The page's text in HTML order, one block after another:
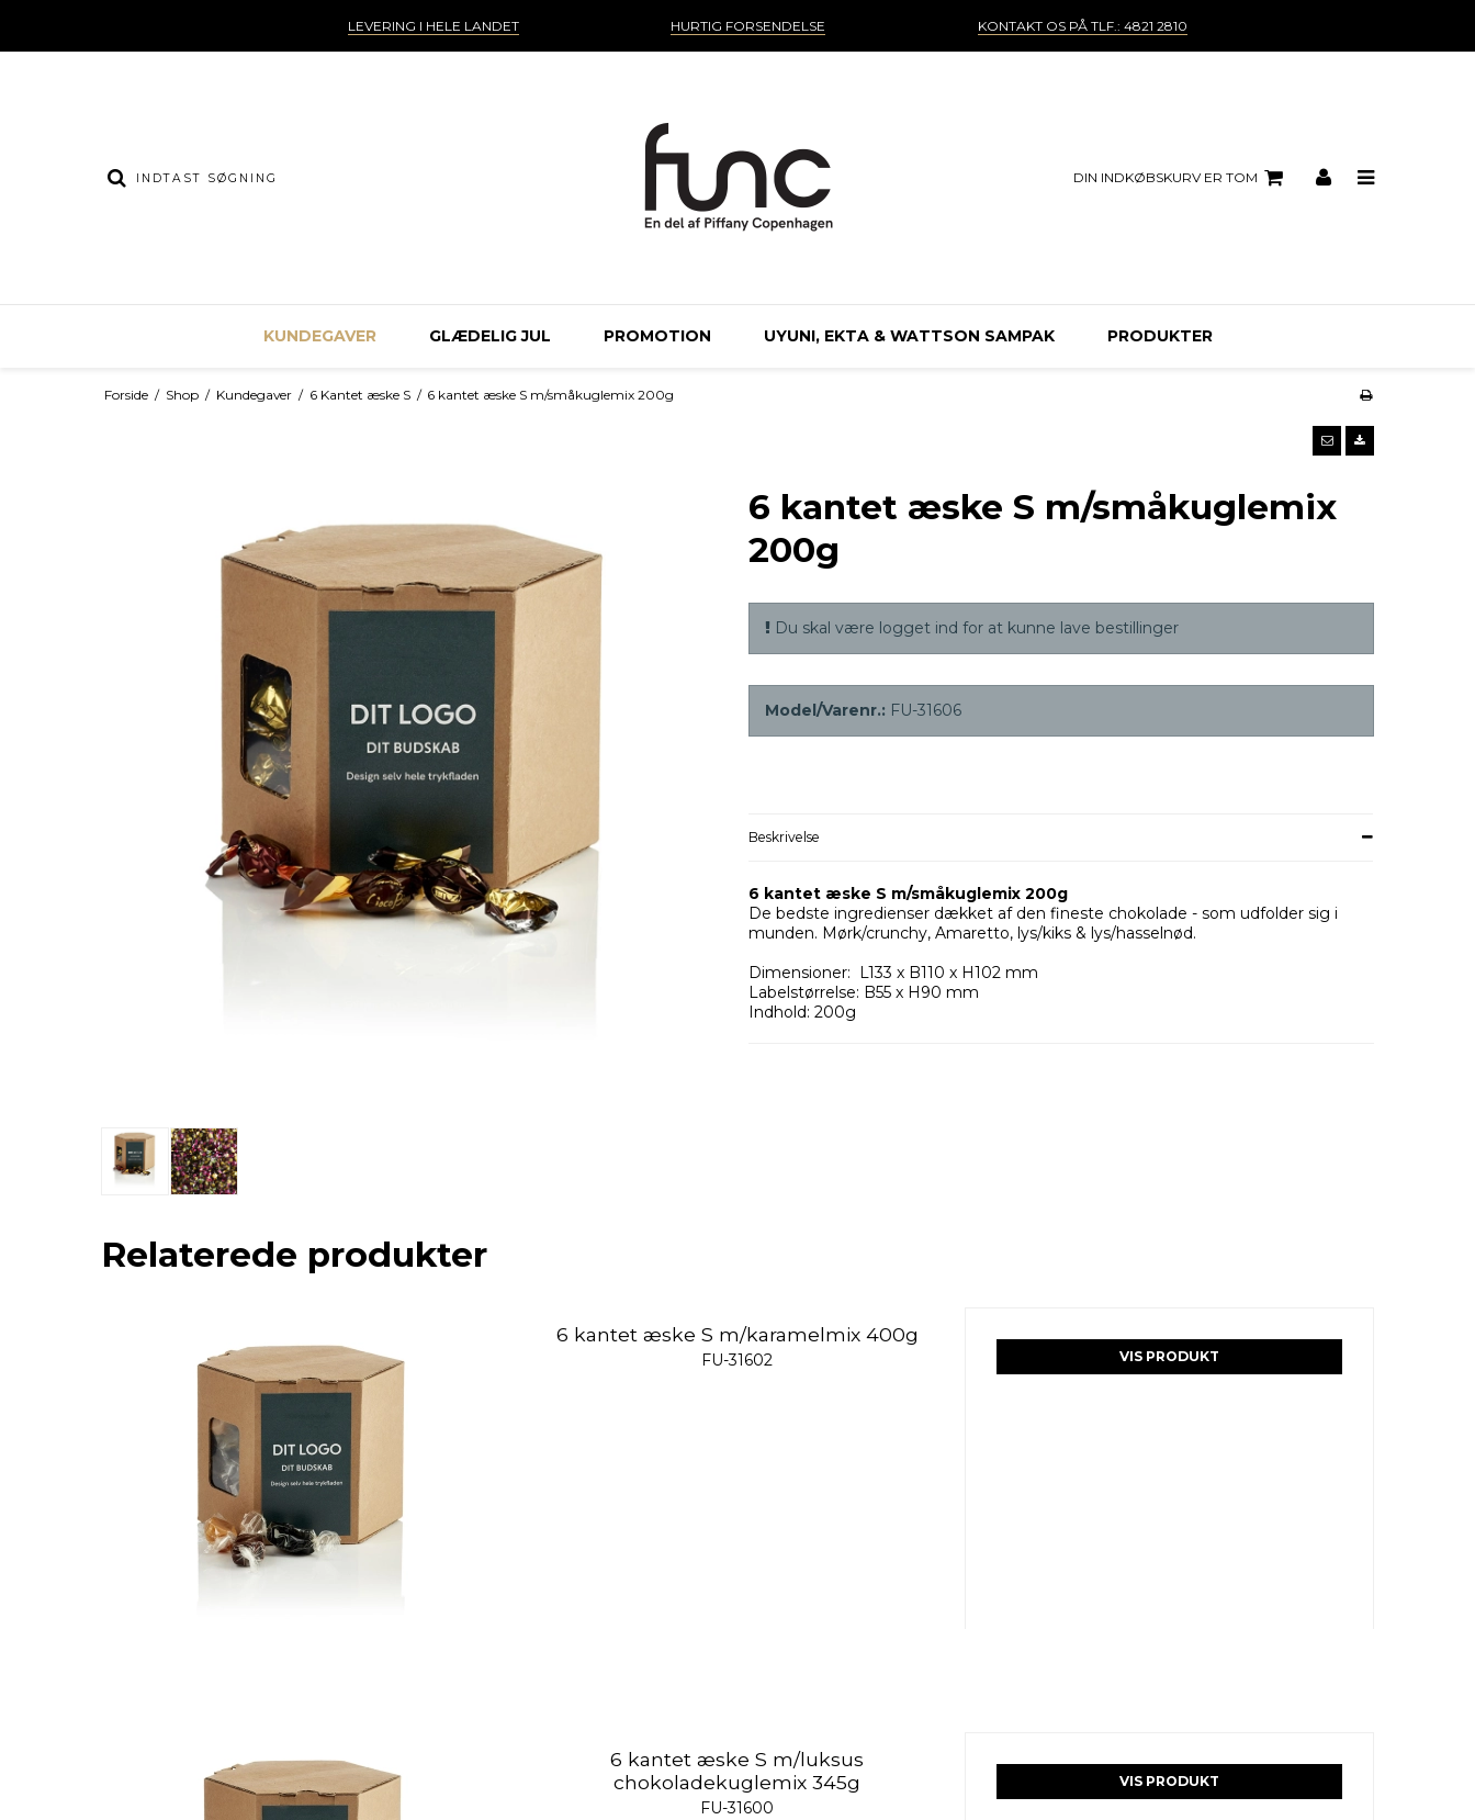
LEVERING I HELE LANDET HURTIG FORSENDELSE KONTAKT OS PÅ TLF.: 4821 2810
DIN INDKØBSKURV ER TOM
KUNDEGAVER GLÆDELIG JUL PROMOTION UYUNI, EKTA & WATTSON SAMPAK PRODUKTER
Forside / Shop / Kundegaver / 6 Kantet æske S / 6 kantet æske S m/småkuglemix 200g
6 kantet æske S m/småkuglemix
200g
Du skal være logget ind for at kunne lave bestillinger
Model/Varenr.: FU-31606
Beskrivelse
6 kantet æske S m/småkuglemix 200g
De bedste ingredienser dækket af den fineste chokolade - som udfolder sig i
munden. Mørk/crunchy, Amaretto, lys/kiks & lys/hasselnød.
Dimensioner: L133 x B110 x H102 mm
Labelstørrelse: B55 x H90 mm
Indhold: 200g
Relaterede produkter
6 kantet æske S m/karamelmix 400g
FU-31602 VIS PRODUKT
6 kantet æske S m/luksus
chokoladekuglemix 345g
FU-31600
VIS PRODUKT